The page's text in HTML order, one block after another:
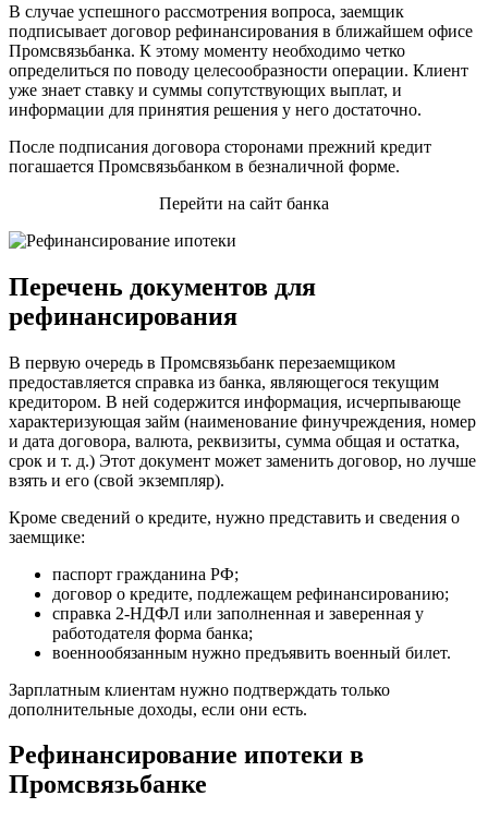
В случае успешного рассмотрения вопроса, заемщик
подписывает договор рефинансирования в ближайшем офисе
Промсвязьбанка. К этому моменту необходимо четко
определиться по поводу целесообразности операции. Клиент
уже знает ставку и суммы сопутствующих выплат, и
информации для принятия решения у него достаточно.
После подписания договора сторонами прежний кредит
погашается Промсвязьбанком в безналичной форме.
Перейти на сайт банка
Перечень документов для
рефинансирования
В первую очередь в Промсвязьбанк перезаемщиком
предоставляется справка из банка, являющегося текущим
кредитором. В ней содержится информация, исчерпывающе
характеризующая займ (наименование финучреждения, номер
и дата договора, валюта, реквизиты, сумма общая и остатка,
срок и т. д.) Этот документ может заменить договор, но лучше
взять и его (свой экземпляр).
Кроме сведений о кредите, нужно представить и сведения о
заемщике:
паспорт гражданина РФ;
договор о кредите, подлежащем рефинансированию;
справка 2-НДФЛ или заполненная и заверенная у
работодателя форма банка;
военнообязанным нужно предъявить военный билет.
Зарплатным клиентам нужно подтверждать только
дополнительные доходы, если они есть.
Рефинансирование ипотеки в
Промсвязьбанке